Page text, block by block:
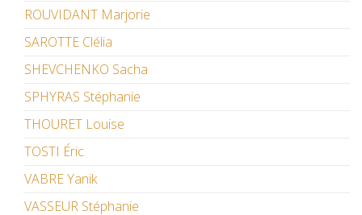
ROUVIDANT Marjorie
SAROTTE Clélia
SHEVCHENKO Sacha
SPHYRAS Stéphanie
THOURET Louise
TOSTI Éric
VABRE Yanik
VASSEUR Stéphanie